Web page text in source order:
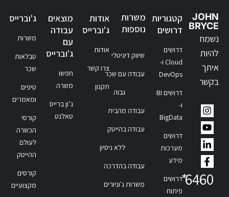
JOHN
BRYCE
נשמח
להיות
איתך
בקשר
6460
*
קטגוריות
דרושים
דרושים
Cloud ו-
DevOps
דרושים BI
ו-
BigData
דרושים
מערכות
מידע
דרושים
פיתוח
משרות
נוספות
שיווק דיגיטלי
עבודה עם שכר
גבוה
עבודה מהבית
עבודה בהייטק
ללא ניסיון
עבודה בהדרכה
משרות ג'וניורים
אודות
ג'וברייס
אודות
צרו קשר
תקנון
מוצאים
עבודה
עם
ג'וברייס
חפשו
משרה
ג’ון ברייס
טאלנט
ג'וברייס
משרות
טבלאות
שכר
טיפים
ומאמרים
קורסי
הכשרה
לעולם
ההייטק
קורסים
מקצועיים